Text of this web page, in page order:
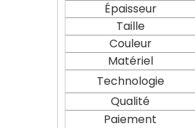
Épaisseur
Taille
Couleur
Matériel
Technologie
Qualité
Paiement